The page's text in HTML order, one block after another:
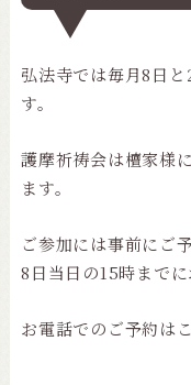
弘法寺では毎月8日
す。
護摩祈祷会は檀家様
ます。
ご参加には事前にご
8日当日の15時までに
お電話でのご予約は